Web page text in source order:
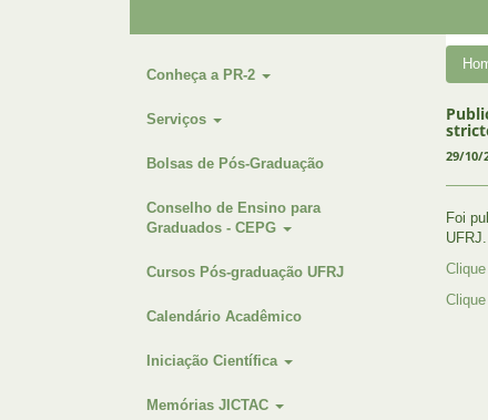
Conheça a PR-2
Serviços
Bolsas de Pós-Graduação
Conselho de Ensino para
Graduados - CEPG
Cursos Pós-graduação UFRJ
Calendário Acadêmico
Iniciação Científica
Memórias JICTAC
29/10/
Foi
UFRJ.